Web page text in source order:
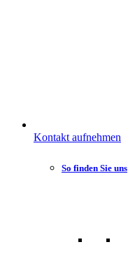
So finden Sie uns
Kontakt aufnehmen